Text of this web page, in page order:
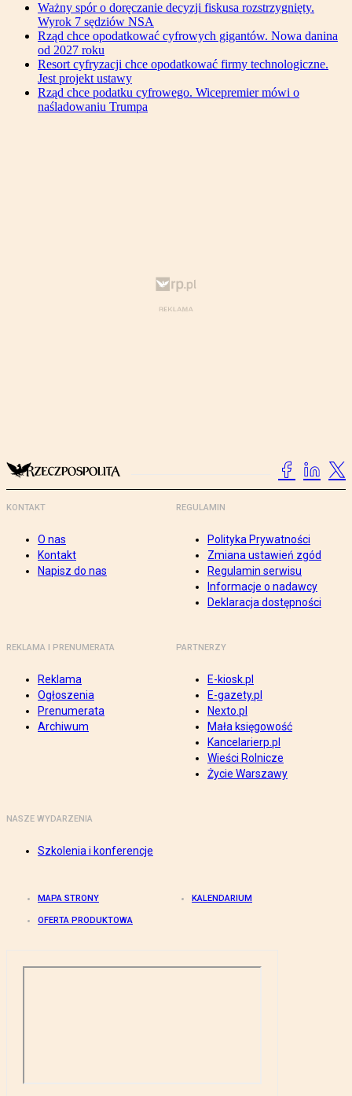
Ważny spór o doręczanie decyzji fiskusa rozstrzygnięty.
Wyrok 7 sędziów NSA
Rząd chce opodatkować cyfrowych gigantów. Nowa danina
od 2027 roku
Resort cyfryzacji chce opodatkować firmy technologiczne.
Jest projekt ustawy
Rząd chce podatku cyfrowego. Wicepremier mówi o
naśladowaniu Trumpa
KONTAKT
O nas
Kontakt
Napisz do nas
REGULAMIN
Polityka Prywatności
Zmiana ustawień zgód
Regulamin serwisu
Informacje o nadawcy
Deklaracja dostępności
REKLAMA I PRENUMERATA
Reklama
Ogłoszenia
Prenumerata
Archiwum
PARTNERZY
E-kiosk.pl
E-gazety.pl
Nexto.pl
Mała księgowość
Kancelarierp.pl
Wieści Rolnicze
Życie Warszawy
NASZE WYDARZENIA
Szkolenia i konferencje
MAPA STRONY KALENDARIUM
OFERTA PRODUKTOWA